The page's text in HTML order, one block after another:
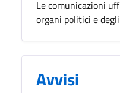
Le comunicazioni
organi politici e
Avvisi